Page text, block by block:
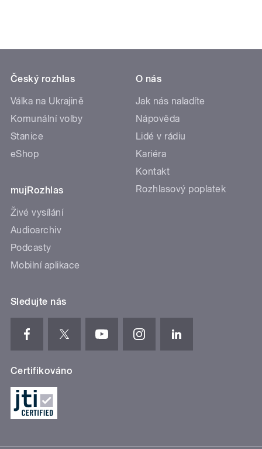
Český rozhlas
Válka na Ukrajině
Komunální volby
Stanice
eShop
mujRozhlas
Živé vysílání
Audioarchiv
Podcasty
Mobilní aplikace
O nás
Jak nás naladíte
Nápověda
Lidé v rádiu
Kariéra
Kontakt
Rozhlasový poplatek
Sledujte nás
Certifikováno